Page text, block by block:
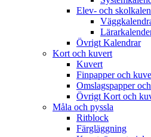
Elev- och
Övrigt Kalendrar
Kort och kuvert
Kuvert
Finpapper och
Omslagspapper
Övrigt Kort och
Måla och pyssla
Ritblock
Färgläggning